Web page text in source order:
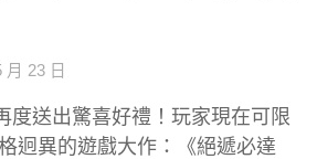
月 23 日
度送出驚喜好禮！玩家現在可限
迥異的遊戲大作：《絕遞必達